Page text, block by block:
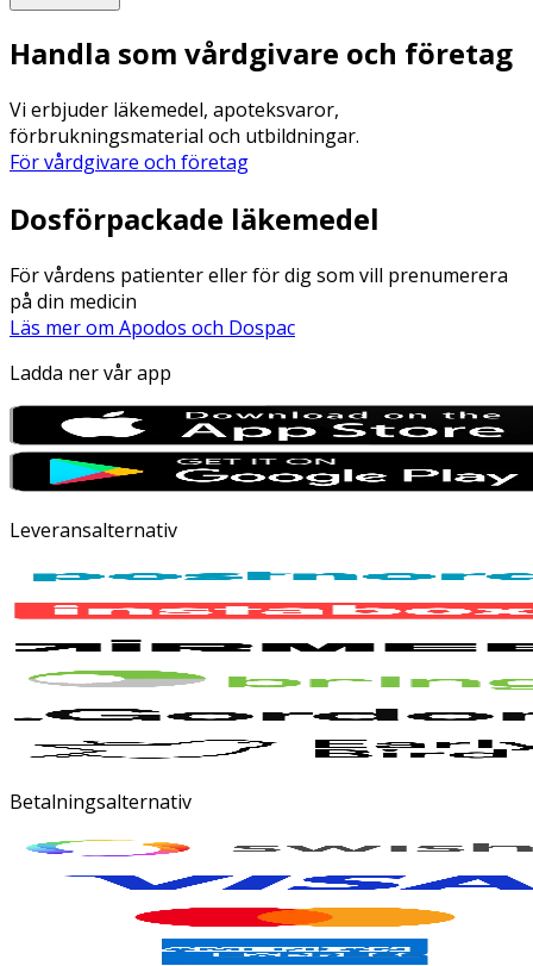
Handla som vårdgivare och företag
Vi erbjuder läkemedel, apoteksvaror,
förbrukningsmaterial och utbildningar.
För vårdgivare och företag
Dosförpackade läkemedel
För vårdens patienter eller för dig som vill prenumerera
på din medicin
Läs mer om Apodos och Dospac
Ladda ner vår app
Leveransalternativ
Betalningsalternativ